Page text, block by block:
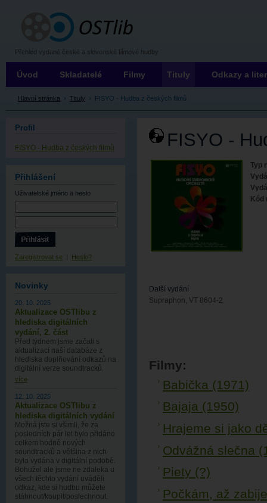
Přehled vydané české a slovenské filmové hudby
FISYO -
Typ
Kód
Další vydání
Supraphon, VT 8604-2
Filmy:
Babička (1971)
Bajaja (1950)
Hrajeme si jako
Odvážná slečna
Piety (?)
Počkám, až
Hlavní stránka › Tituly › FISYO - Hudba z českých filmů
Úvod Skladatelé Filmy Tituly Odkazy a
Profil
FISYO - Hudba z českých filmů
Přihlášení
Uživatelské jméno a heslo
Zaregistrovat se | Heslo?
Novinky
20. 10. 2025
Aktualizace OSTlibu z
hlediska digitálních
vydání, 2. část
Před týdnem jsme začali s
aktualizací naší databáze z
hlediska doplňování odkazů na
digitální verze soundtracků.
více
12. 10. 2025
Aktualizace OSTlibu z
hlediska digitálních vydání
Možná jste si všimli, že za
posledních pár let bylo přidáno
celkem hodně nových
soundtracků a většina z nich
byla vydána v digitální podobě.
Bohužel ale jsme ne zdaleka u
všech těchto vydání uváděli
odkaz, kde si hudbu můžete
stáhnout/koupit/poslechnout.